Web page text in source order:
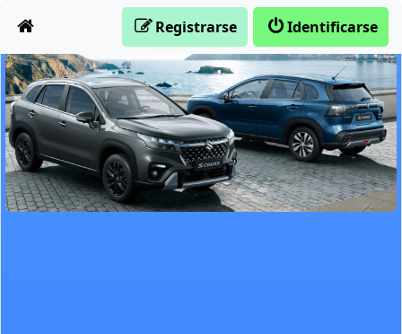
Identificarse
Registrarse